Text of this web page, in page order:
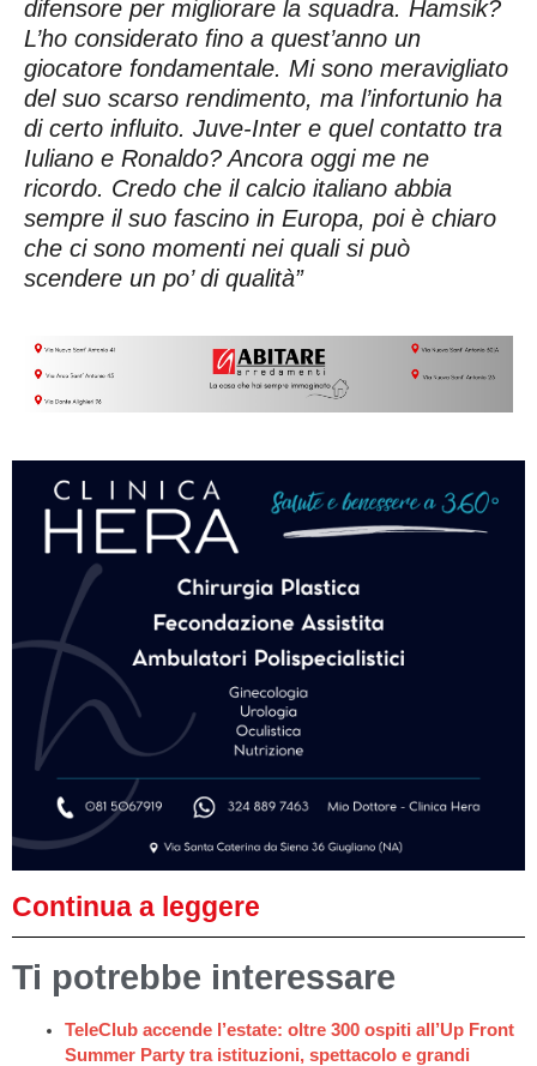
difensore per migliorare la squadra. Hamsik?
L’ho considerato fino a quest’anno un
giocatore fondamentale. Mi sono meravigliato
del suo scarso rendimento, ma l’infortunio ha
di certo influito. Juve-Inter e quel contatto tra
Iuliano e Ronaldo? Ancora oggi me ne
ricordo. Credo che il calcio italiano abbia
sempre il suo fascino in Europa, poi è chiaro
che ci sono momenti nei quali si può
scendere un po’ di qualità”
Continua a leggere
Ti potrebbe interessare
TeleClub accende l’estate: oltre 300 ospiti all’Up Front
Summer Party tra istituzioni, spettacolo e grandi